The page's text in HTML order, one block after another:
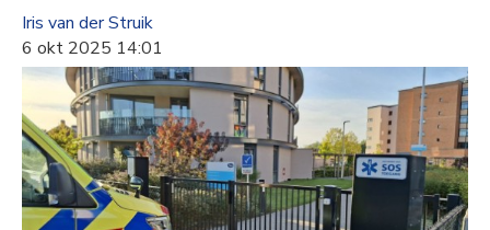
Iris van der Struik
6 okt 2025 14:01